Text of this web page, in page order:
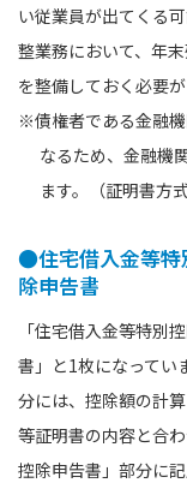
い従業員が出てくる
整業務において、年
を整備しておく必要が
※債権者である金融
なるため、金融機
ます。（証明書方式
●住宅借入金等特
除申告書
「住宅借入金等特別
書」と1枚になってい
分には、控除額の計
等証明書の内容と合
控除申告書」部分に